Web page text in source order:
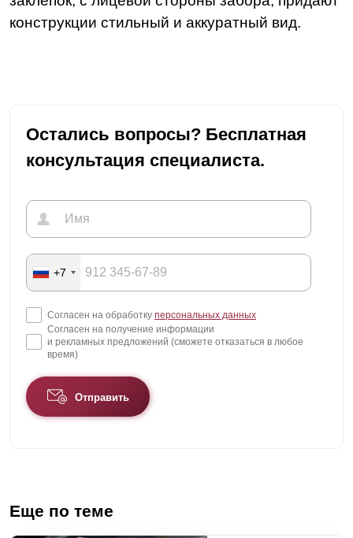
конструкции стильный и аккуратный вид.
Остались вопросы? Бесплатная
консультация специалиста.
+7
Согласен на обработку персональных данных
Согласен на получение информации
и рекламных предложений (сможете отказаться в любое
время)
Отправить
Еще по теме